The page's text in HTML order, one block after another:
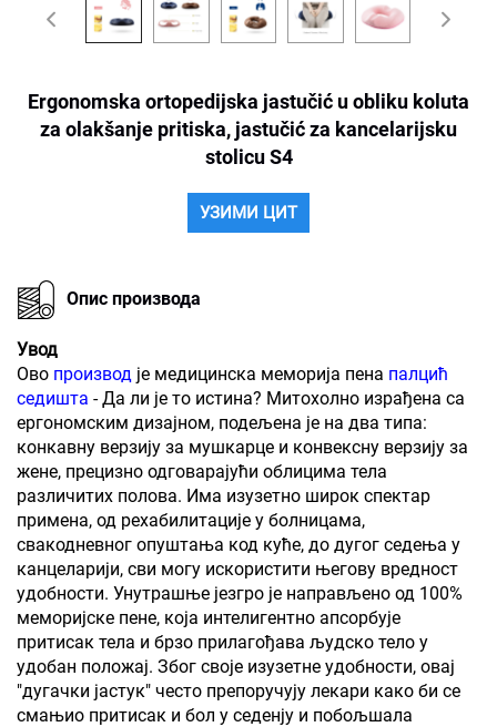
Ergonomska ortopedijska jastučić u obliku koluta
za olakšanje pritiska, jastučić za kancelarijsku
stolicu S4
УЗИМИ ЦИТ
Опис производа
Увод
Ово производ је медицинска меморија пена палцић
седишта - Да ли је то истина? Митохолно израђена са
ергономским дизајном, подељена је на два типа:
конкавну верзију за мушкарце и конвексну верзију за
жене, прецизно одговарајући облицима тела
различитих полова. Има изузетно широк спектар
примена, од рехабилитације у болницама,
свакодневног опуштања код куће, до дугог седења у
канцеларији, сви могу искористити његову вредност
удобности. Унутрашње језгро је направљено од 100%
меморијске пене, која интелигентно апсорбује
притисак тела и брзо прилагођава људско тело у
удобан положај. Због своје изузетне удобности, овај
"дугачки јастук" често препоручују лекари како би се
смањио притисак и бол у седенју и побољшала